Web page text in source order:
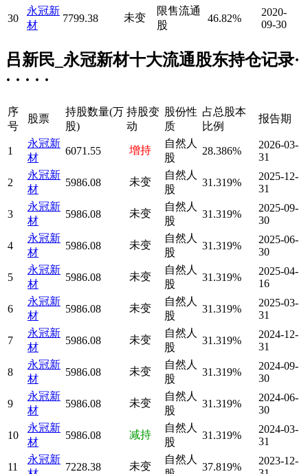
30
永冠新
材
7799.38 未变
限售流通
股
46.82%
2020-
09-30
吕新民_永冠新材十大流通股东持仓记录·
· · · · ·
序
号
股票
持股数量(万
股)
持股变
动
股份性
质
占总股本
比例
报告期
1
永冠新
材
6071.55 增持
自然人
股
28.386%
2026-03-
31
2
永冠新
材
5986.08 未变
自然人
股
31.319%
2025-12-
31
3
永冠新
材
5986.08 未变
自然人
股
31.319%
2025-09-
30
4
永冠新
材
5986.08 未变
自然人
股
31.319%
2025-06-
30
5
永冠新
材
5986.08 未变
自然人
股
31.319%
2025-04-
16
6
永冠新
材
5986.08 未变
自然人
股
31.319%
2025-03-
31
7
永冠新
材
5986.08 未变
自然人
股
31.319%
2024-12-
31
8
永冠新
材
5986.08 未变
自然人
股
31.319%
2024-09-
30
9
永冠新
材
5986.08 未变
自然人
股
31.319%
2024-06-
30
10
永冠新
材
5986.08 减持
自然人
股
31.319%
2024-03-
31
11
永冠新
7228.38 未变
自然人
37.819%
2023-12-